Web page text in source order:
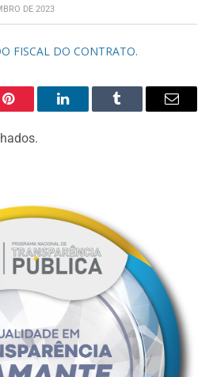
DE 2023
FISCAL DO CONTRATO.
Pinterest LinkedInTumblr Email